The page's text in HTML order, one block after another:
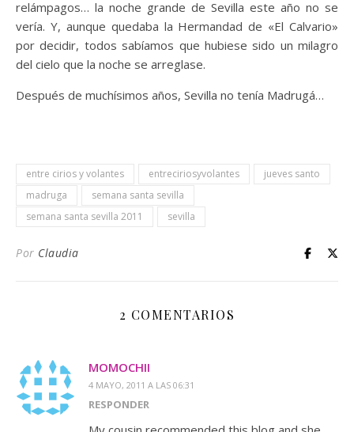
relámpagos… la noche grande de Sevilla este año no se
vería. Y, aunque quedaba la Hermandad de «El Calvario»
por decidir, todos sabíamos que hubiese sido un milagro
del cielo que la noche se arreglase.
Después de muchísimos años, Sevilla no tenía Madrugá…
entre cirios y volantes entreciriosyvolantes
jueves santo
madruga
semana santa sevilla
semana santa sevilla 2011
sevilla
Por Claudia
2 COMENTARIOS
MOMOCHII
4 MAYO, 2011 A LAS 06:31
RESPONDER